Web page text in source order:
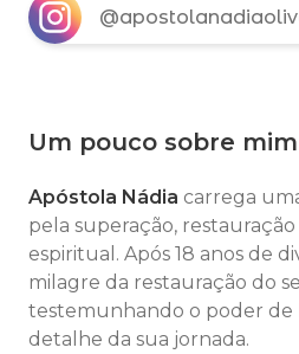
Um pouco sobre mim
Apóstola Nádia carrega
pela superação,
espiritual. Após 18 anos de
milagre da restauração do
testemunhando o poder de
detalhe da sua jornada.